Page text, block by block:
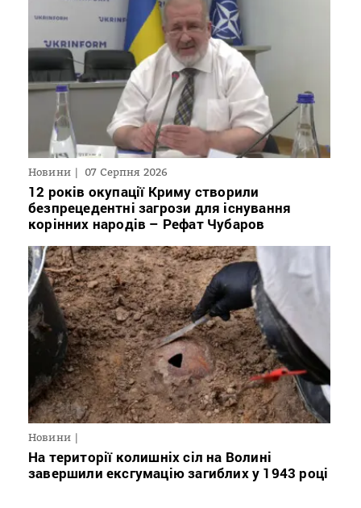
Новини 07 Серпня 2026
12 років окупації Криму створили
безпрецедентні загрози для існування
корінних народів – Рефат Чубаров
Новини
На території колишніх сіл на Волині
завершили ексгумацію загиблих у 1943 році